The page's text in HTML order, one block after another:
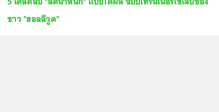
ชาว "ฮอลลีวูด"